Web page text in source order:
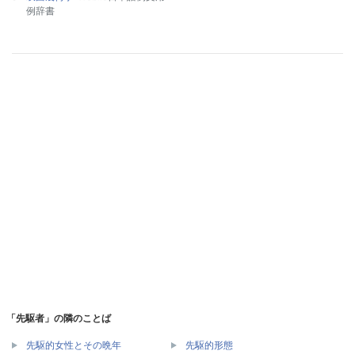
例辞書
「先駆者」の隣のことば
先駆的女性とその晩年 先駆的形態